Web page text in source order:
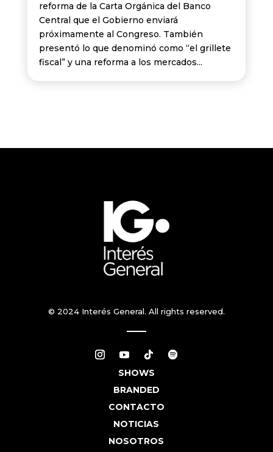
reforma de la Carta Orgánica del Banco
Central que el Gobierno enviará
próximamente al Congreso. También
presentó lo que denominó como “el grillete
fiscal” y una reforma a los mercados...
© 2024 Interés General. All rights reserved.
SHOWS
BRANDED
CONTACTO
NOTICIAS
NOSOTROS